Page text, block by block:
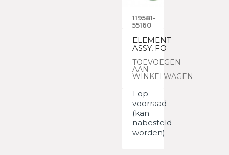
119581-
55160
ELEMENT
ASSY, FO
TOEVOEGEN
AAN
WINKELWAGEN
1 op
voorraad
(kan
nabesteld
worden)